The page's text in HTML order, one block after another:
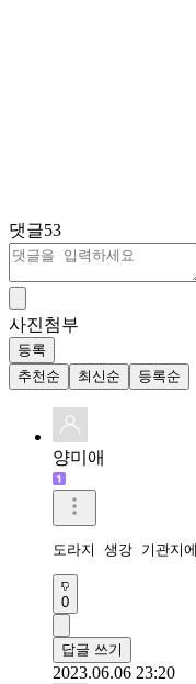
댓글53
사진첨부
등록
추천순
최신순 등록순
양미애
도라지 생강 기관지
0
답글 쓰기
2023.06.06 23:20